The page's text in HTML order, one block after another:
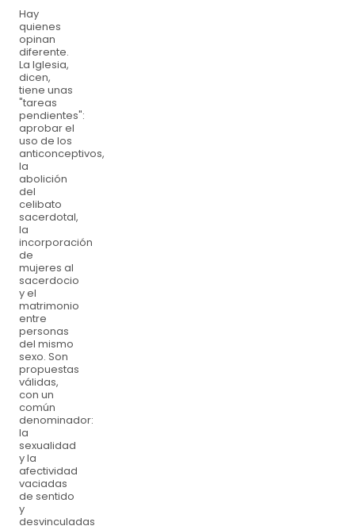
Hay
quienes
opinan
diferente.
La Iglesia,
dicen,
tiene unas
"tareas
pendientes":
aprobar el
uso de los
anticonceptivos,
la
abolición
del
celibato
sacerdotal,
la
incorporación
de
mujeres al
sacerdocio
y el
matrimonio
entre
personas
del mismo
sexo. Son
propuestas
válidas,
con un
común
denominador:
la
sexualidad
y la
afectividad
vaciadas
de sentido
y
desvinculadas